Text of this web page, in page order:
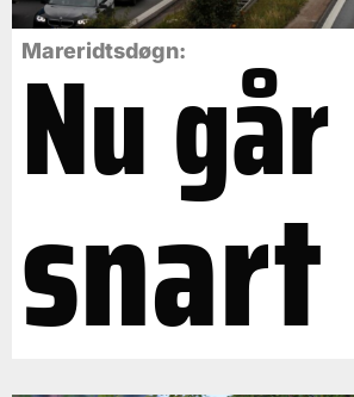
Mareridtsdøgn:
Nu